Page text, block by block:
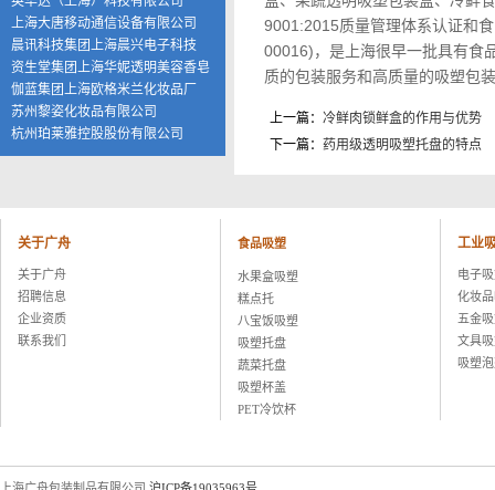
上海大唐移动通信设备有限公司
晨讯科技集团上海晨兴电子科技
资生堂集团上海华妮透明美容香皂
伽蓝集团上海欧格米兰化妆品厂
苏州黎姿化妆品有限公司
杭州珀莱雅控股股份有限公司
湖州康可食品有限公司
伟创力电子科技（上海）有限公司
英华达（上海）科技有限公司
上海大唐移动通信设备有限公司
晨讯科技集团上海晨兴电子科技
上海海茵数码科技有限公司
9001:2015质量管理体系认证和
00016)，是上海很早一批具有食
质的包装服务和高质量的吸塑包
上一篇： 冷鲜肉锁鲜盒的作用与优势
下一篇： 药用级透明吸塑托盘的特点
关于广舟
关于广舟
招聘信息
企业资质
联系我们
食品吸塑
水果盒吸塑
糕点托
八宝饭吸塑
吸塑托盘
蔬菜托盘
吸塑杯盖
PET冷饮杯
工业
电子
化妆
五金
文具
吸塑